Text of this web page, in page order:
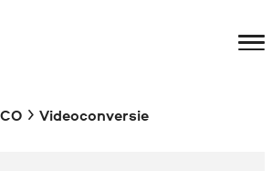
Videoconversie